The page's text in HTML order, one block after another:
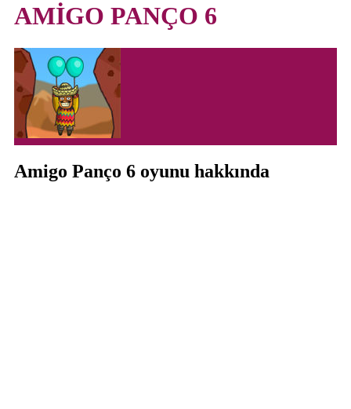
AMİGO PANÇO 6
Amigo Panço 6 oyunu hakkında